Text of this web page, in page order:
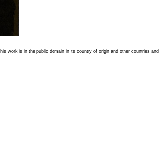
work is in the public domain in its country of origin and other countries